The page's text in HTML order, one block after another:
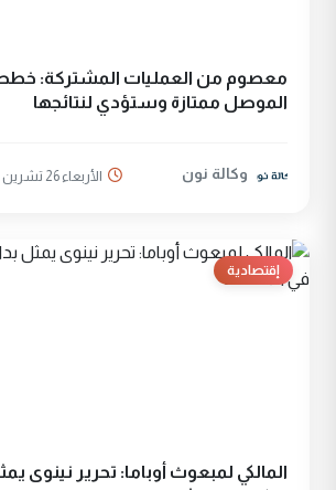
معصوم من العمليات المشتركة: خطط
الموصل ممتازة وستؤدي لنتائجها
وكالة نون الأربعاء 26 تشرين الاول 2016
إقتصادية
المالكي لمبعوث أوباما: تحرير نينوى